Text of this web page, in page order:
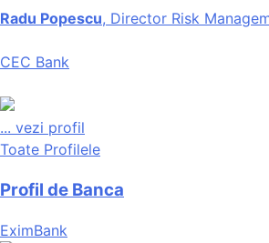
Radu Popescu, Director Risk
CEC Bank
... vezi profil
Toate Profilele
Profil de Banca
EximBank